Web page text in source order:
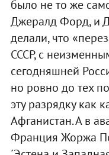
было не то же
Джералд Форд, и
делали, что
СССР, с
сегодняшней
но ровно до тех
эту разрядку как
Афганистан. А в
Франция Жоржа